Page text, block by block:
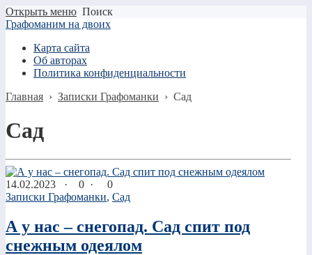
Открыть меню Поиск
Графоманим на двоих
Карта сайта
Об авторах
Политика конфиденциальности
Главная › Записки Графоманки › Сад
Сад
14.02.2023 · 0 ·
0
Записки Графоманки, Сад
А у нас – снегопад. Сад спит под
снежным одеялом